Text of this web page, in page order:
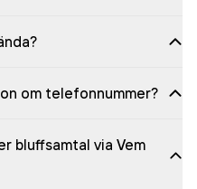
om telefonnummer?
bluffsamtal via Vem